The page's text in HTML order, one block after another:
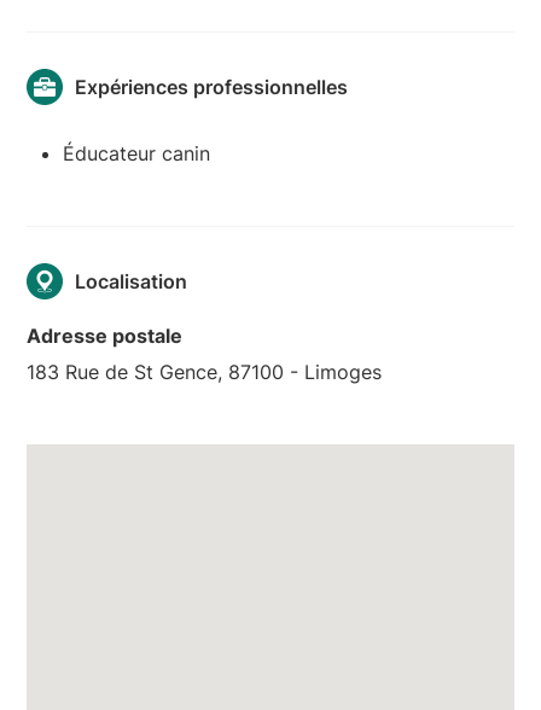
Expériences professionnelles
Éducateur canin
Localisation
Adresse postale
183 Rue de St Gence, 87100 - Limoges